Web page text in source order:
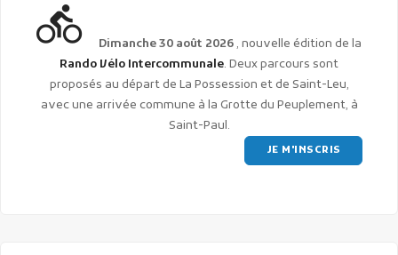
Projets financés par l'Europe
Plans d'accès
directions_bike Dimanche 30 août 2026 , nouvelle édition de la
Rando Vélo Intercommunale. Deux parcours sont
proposés au départ de La Possession et de Saint-Leu,
avec une arrivée commune à la Grotte du Peuplement, à
Saint-Paul.
JE M'INSCRIS